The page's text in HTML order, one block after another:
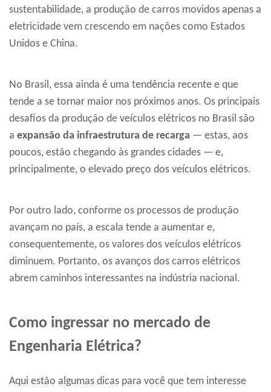
sustentabilidade, a produção de carros movidos apenas a
eletricidade vem crescendo em nações como Estados
Unidos e China.
No Brasil, essa ainda é uma tendência recente e que
tende a se tornar maior nos próximos anos. Os principais
desafios da produção de veículos elétricos no Brasil são
a expansão da infraestrutura de recarga — estas, aos
poucos, estão chegando às grandes cidades — e,
principalmente, o elevado preço dos veículos elétricos.
Por outro lado, conforme os processos de produção
avançam no país, a escala tende a aumentar e,
consequentemente, os valores dos veículos elétricos
diminuem. Portanto, os avanços dos carros elétricos
abrem caminhos interessantes na indústria nacional.
Como ingressar no mercado de
Engenharia Elétrica?
Aqui estão algumas dicas para você que tem interesse